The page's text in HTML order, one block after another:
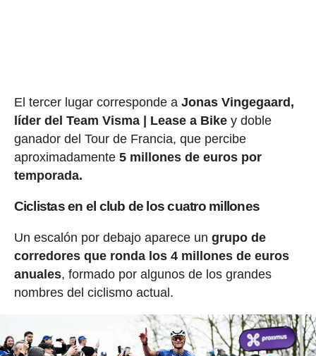
El tercer lugar corresponde a Jonas Vingegaard,
líder del Team Visma | Lease a Bikey doble
ganador del Tour de Francia, que percibe
aproximadamente 5 millones de euros por
temporada.
Ciclistas en el club de los cuatro millones
Un escalón por debajo aparece un grupo de
corredores que ronda los 4 millones de euros
anuales, formado por algunos de los grandes
nombres del ciclismo actual.